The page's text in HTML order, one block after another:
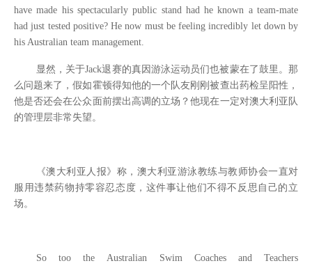
have made his spectacularly public stand had he known a team-mate
had just tested positive? He now must be feeling incredibly let down by
his Australian team management.
显然，关于Jack退赛的真因游泳运动员们也被蒙在了鼓里。那
么问题来了，假如霍顿得知他的一个队友刚刚被查出药检呈阳性，
他是否还会在公众面前摆出高调的立场？他现在一定对澳大利亚队
的管理层非常失望。
《澳大利亚人报》称，澳大利亚游泳教练与教师协会一直对
服用违禁药物持零容忍态度，这件事让他们不得不反思自己的立
场。
So too the Australian Swim Coaches and Teachers